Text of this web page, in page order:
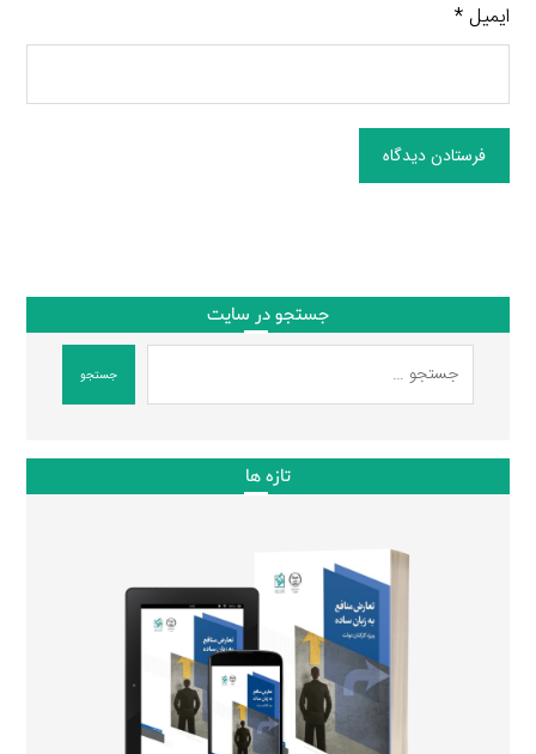
ایمیل*
فرستادن دیدگاه
جستجو در سایت
جستجو
تازه ها